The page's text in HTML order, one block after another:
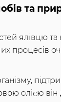
та
ялівцю та
процесів
олією він